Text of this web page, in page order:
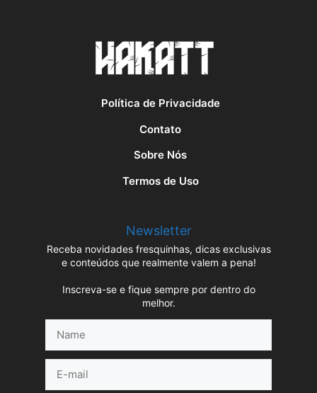
Política de Privacidade
Contato
Sobre Nós
Termos de Uso
Newsletter
Receba novidades fresquinhas, dicas exclusivas
e conteúdos que realmente valem a pena!
Inscreva-se e fique sempre por dentro do
melhor.
mail